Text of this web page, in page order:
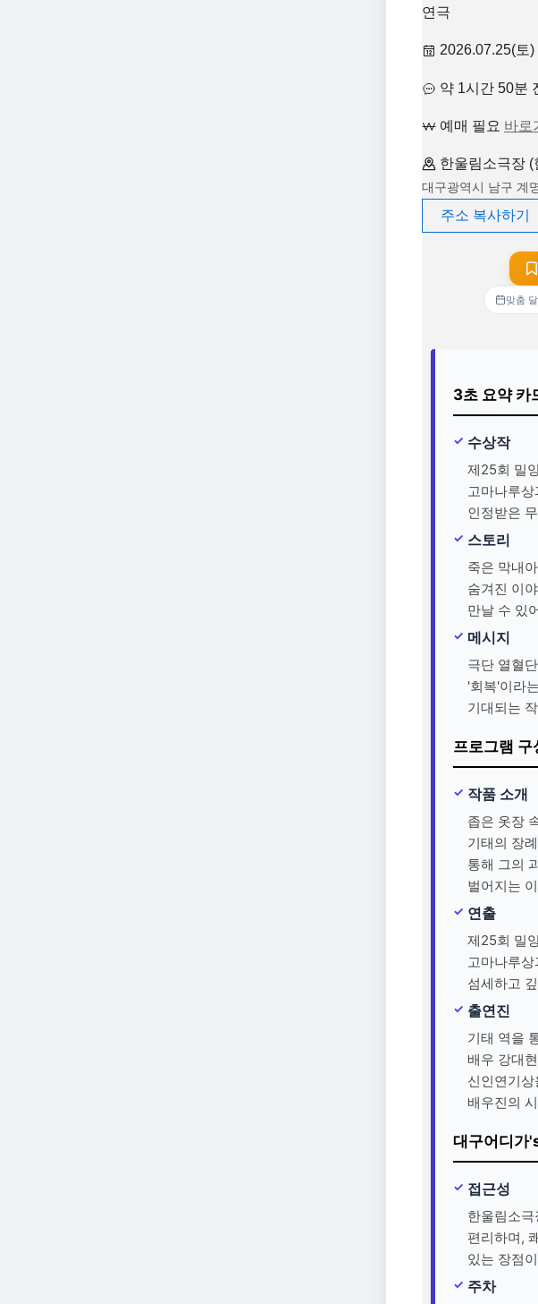
연극
2026.07.25(토
약 1시간 50분
예매 필요 바로
한울림소극장
대구광역시 남구 계
주소 복사하기
맞춤
3초 요약 카
수상작
제25회 밀
고마나루
인정받은
스토리
죽은 막내
숨겨진 이
만날 수 있
메시지
극단 열혈
'회복'이라
기대되는
프로그램 구
작품 소개
좁은 옷장
기태의 장
통해 그의
벌어지는
연출
제25회 밀
고마나루
섬세하고
출연진
기태 역을
배우 강대
신인연기
배우진의
대구어디
접근성
한울림소
편리하며,
있는 장점
주차